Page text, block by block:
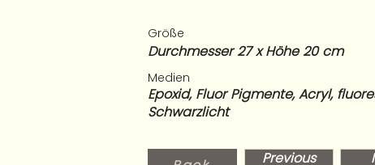
Größe
Durchmesser 27 x Höhe 20 cm
Medien
Epoxid, Fluor Pigmente, Acryl,
Schwarzlicht
Previous